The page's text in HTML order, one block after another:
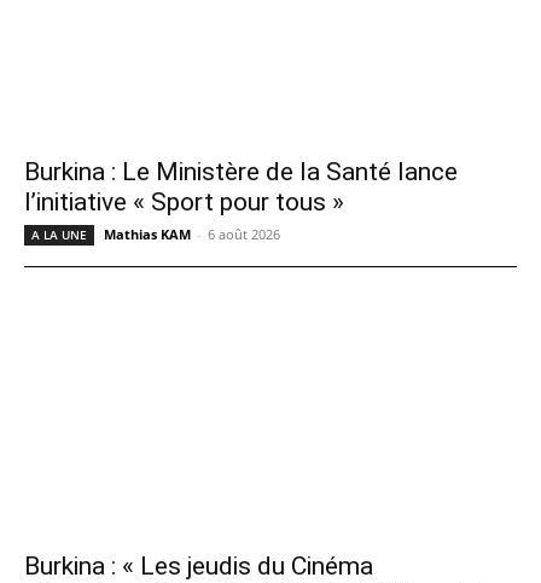
Burkina : Le Ministère de la Santé lance
l’initiative « Sport pour tous »
A LA UNE Mathias KAM - 6 août 2026
Burkina : « Les jeudis du Cinéma